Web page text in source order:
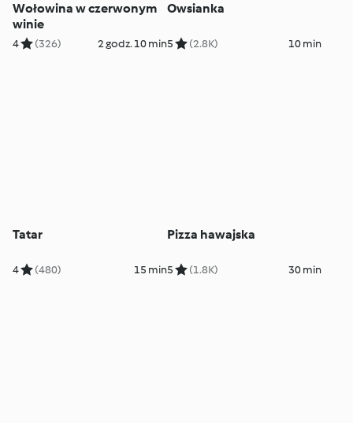
Wołowina w czerwonym
winie
4 (326) 2 godz. 10 min
Owsianka
5 (2.8K) 10 min
Tatar
4 (480) 15 min
Pizza hawajska
5 (1.8K) 30 min